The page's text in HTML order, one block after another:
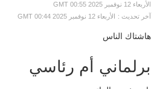
GMT الأربعاء 12 نوفمبر 2025 00:55
GMT الأربعاء 12 نوفمبر 2025 00:44
: آخر تحديث
هاشتاك الناس
برلماني أم رئاسي